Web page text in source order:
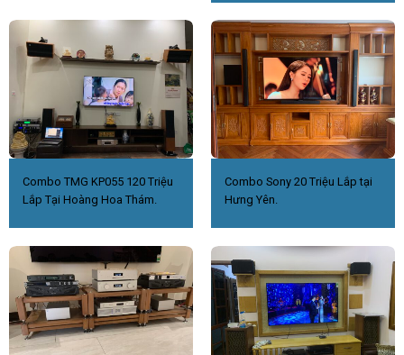
Combo TMG KP055 120 Triệu
Lắp Tại Hoàng Hoa Thám.
Combo Sony 20 Triệu Lắp tại
Hưng Yên.